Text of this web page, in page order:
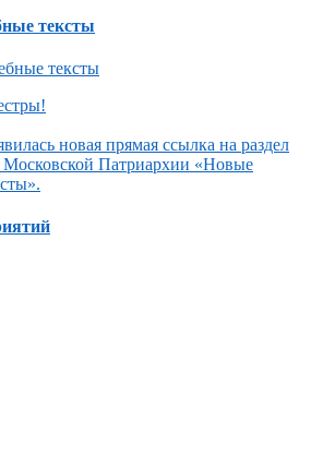
тексты
новая прямая ссылка на раздел
Московской Патриархии «Новые